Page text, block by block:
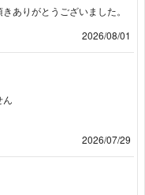
ありがとうございました。
2026/08/01
ん
2026/07/29